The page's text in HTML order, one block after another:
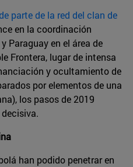
parte de la red del clan de
en la coordinación
Paraguay en el área de
Frontera, lugar de intensa
y ocultamiento de
por elementos de una
los pasos de 2019
han podido penetrar en